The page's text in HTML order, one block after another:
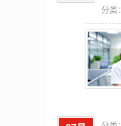
分类：